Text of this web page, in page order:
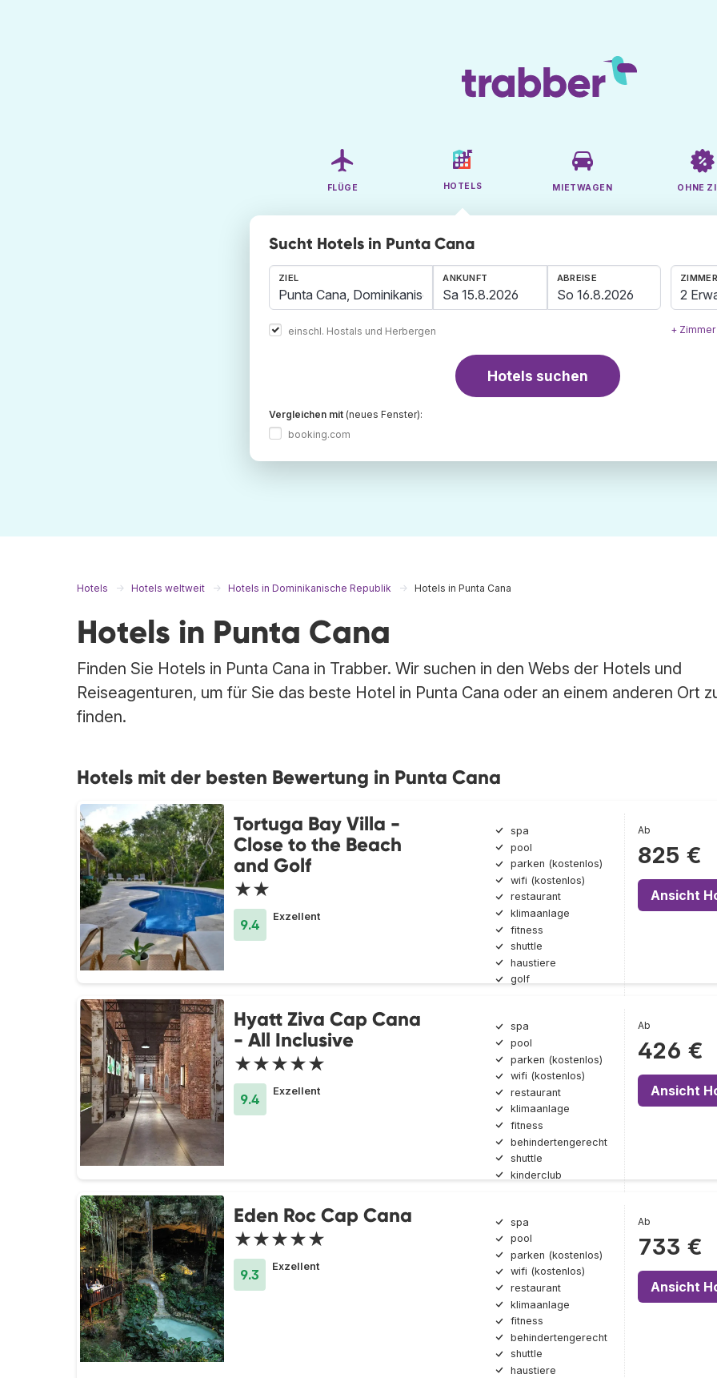
FLÜGE HOTELS MIETWAGEN OHNE
Sucht Hotels in Punta Cana
ZIEL
einschl. Hostals und Herbergen
ANKUNFT ABREISE
2
+
Hotels suchen
Vergleichen mit (neues Fenster):
booking.com
Hotels Hotels weltweit Hotels in Dominikanische Republik Hotels in Punta Cana
Hotels in Punta Cana
Finden Sie Hotels in Punta Cana in Trabber. Wir suchen in den Webs der Hotels und
Reiseagenturen, um für Sie das beste Hotel in Punta Cana oder an einem anderen Ort
finden.
Hotels mit der besten Bewertung in Punta Cana
Tortuga Bay Villa -
Close to the Beach
and Golf
★★
9.4
Exzellent
spa
pool
parken (kostenlos)
wifi (kostenlos)
restaurant
klimaanlage
fitness
shuttle
haustiere
golf
Ab
825 €
Ansicht
Hyatt Ziva Cap Cana
- All Inclusive
★★★★★
9.4
Exzellent
spa
pool
parken (kostenlos)
wifi (kostenlos)
restaurant
klimaanlage
fitness
behindertengerecht
shuttle
kinderclub
Ab
426 €
Ansicht
Eden Roc Cap Cana
★★★★★
9.3
Exzellent
spa
pool
parken (kostenlos)
wifi (kostenlos)
restaurant
klimaanlage
fitness
behindertengerecht
shuttle
haustiere
Ab
733 €
Ansicht